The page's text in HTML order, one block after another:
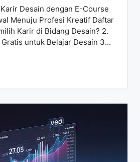
Desain dengan E-Course
Menuju Profesi Kreatif Daftar
Karir di Bidang Desain? 2.
untuk Belajar Desain 3...